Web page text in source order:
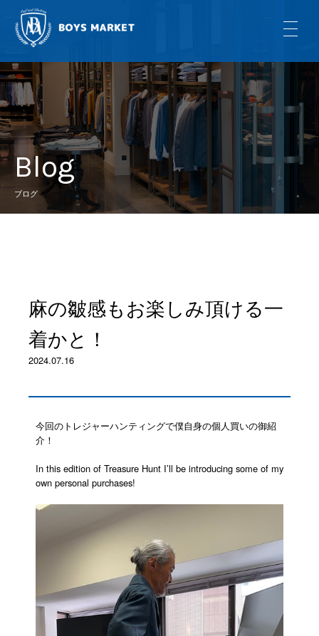
Blog
ブログ
麻の皺感もお楽しみ頂ける一
着かと！
2024.07.16
今回のトレジャーハンティングで僕自身の個人買いの御紹
介！
In this edition of Treasure Hunt I’ll be introducing some of my
own personal purchases!